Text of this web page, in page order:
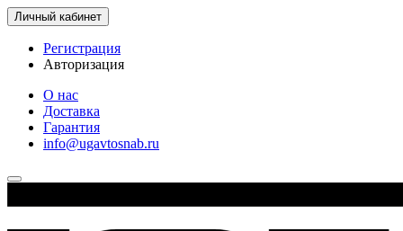
Личный кабинет
Регистрация
Авторизация
О нас
Доставка
Гарантия
info@ugavtosnab.ru